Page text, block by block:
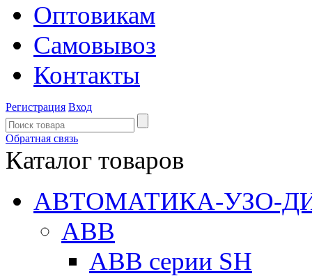
Оптовикам
Самовывоз
Контакты
Регистрация Вход
Обратная связь
Каталог товаров
АВТОМАТИКА-УЗО-
ABB
ABB серии SH